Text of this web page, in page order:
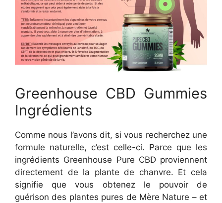
Greenhouse CBD Gummies
Ingrédients
Comme nous l’avons dit, si vous recherchez une
formule naturelle, c’est celle-ci. Parce que les
ingrédients Greenhouse Pure CBD proviennent
directement de la plante de chanvre. Et cela
signifie que vous obtenez le pouvoir de
guérison des plantes pures de Mère Nature – et